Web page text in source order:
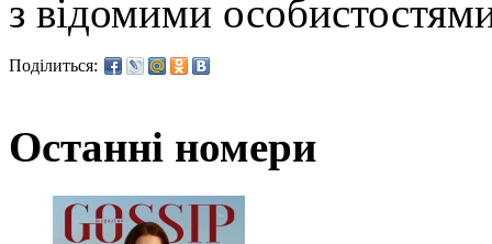
з відомими
Поділиться:
Останні номери